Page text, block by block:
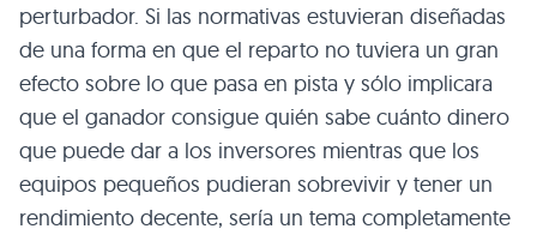
perturbador. Si las normativas estuvieran diseñadas
de una forma en que el reparto no tuviera un gran
efecto sobre lo que pasa en pista y sólo implicara
que el ganador consigue quién sabe cuánto dinero
que puede dar a los inversores mientras que los
equipos pequeños pudieran sobrevivir y tener un
rendimiento decente, sería un tema completamente